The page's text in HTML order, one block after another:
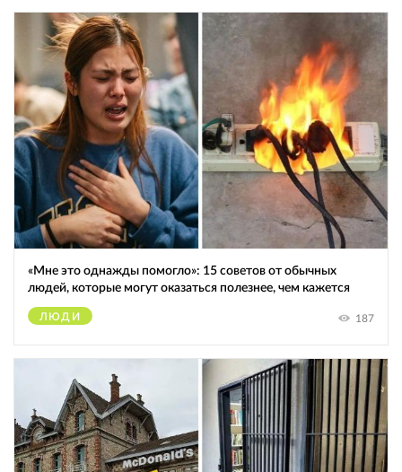
«Мне это однажды помогло»: 15 советов от обычных
людей, которые могут оказаться полезнее, чем кажется
ЛЮДИ 187